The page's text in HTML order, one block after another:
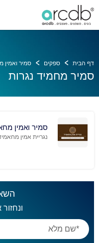
דף הבית ספקים סמיר ואמין
סמיר מחמיד נגרות
סמיר ואמין
נגריית אמין